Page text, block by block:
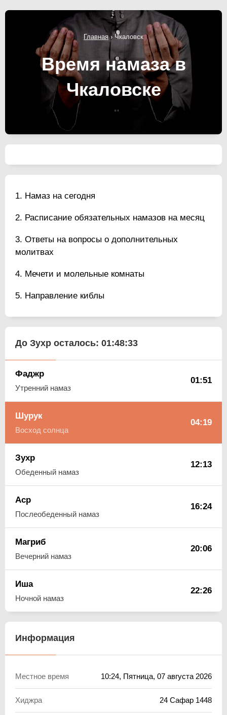
Главная› Чкаловск
Время намаза в
Чкаловске
Намаз на сегодня
Расписание обязательных намазов на месяц
Ответы на вопросы о дополнительных
молитвах
Мечети и молельные комнаты
Направление киблы
До Зухр осталось: 01:48:32
Фаджр
Утренний намаз
01:51
Шурук
Восход солнца
04:19
Зухр
Обеденный намаз
12:13
Аср
Послеобеденный намаз
16:24
Магриб
Вечерний намаз
20:06
Иша
Ночной намаз
22:26
Информация
Местное время 10:24, Пятница, 07 августа 2026
Хиджра 24 Сафар 1448